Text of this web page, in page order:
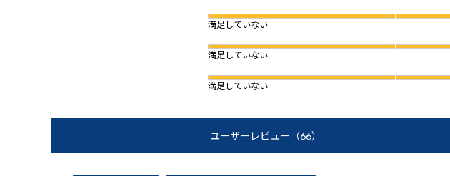
満足していない
満足していない
満足していない
ユーザーレビュー （66）